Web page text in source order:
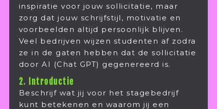
inspiratie voor jouw sollicitatie, maar
zorg dat jouw schrijfstijl, motivatie en
voorbeelden altijd persoonlijk blijven.
Veel bedrijven wijzen studenten af zodra
ze in de gaten hebben dat de sollicitatie
door AI (Chat GPT) gegenereerd is.
2. Introductie
Beschrijf wat jij voor het stagebedrijf
kunt betekenen en waarom jij een